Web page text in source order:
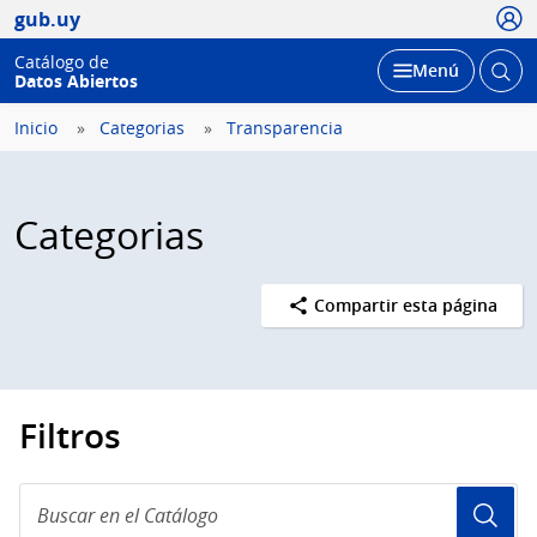
gub.uy
Catálogo de
Datos Abiertos
Desplegar
Menú Abrir
Inicio Categorias Transparencia
Categorias
Compartir esta página
Filtros
en